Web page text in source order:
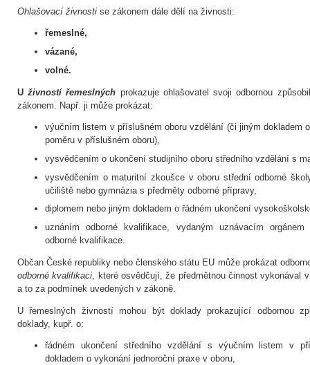
Ohlašovací živnosti se zákonem dále dělí na živnosti:
řemeslné,
vázané,
volné.
U živností řemeslných prokazuje ohlašovatel svoji odbornou
zákonem. Např. ji může prokázat:
výučním listem v příslušném oboru vzdělání (či jiným dokladem
poměru v příslušném oboru),
vysvědčením o ukončení studijního oboru středního vzdělání s
vysvědčením o maturitní zkoušce v oboru střední odborné
učiliště nebo gymnázia s předměty odborné přípravy,
diplomem nebo jiným dokladem o řádném ukončení
uznáním odborné kvalifikace, vydaným uznávacím
odborné kvalifikace.
Občan České republiky nebo členského státu EU může prokázat
odborné kvalifikaci , které osvědčují, že předmětnou činnost vykonával
a to za podmínek uvedených v zákoně.
U řemeslných živností mohou být doklady prokazující odbornou
doklady, kupř. o:
řádném ukončení středního vzdělání s výučním listem v
dokladem o vykonání jednoroční praxe v oboru,